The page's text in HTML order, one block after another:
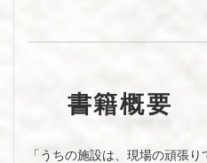
書籍概要
「うちの施設は、現場の頑張り